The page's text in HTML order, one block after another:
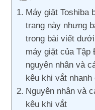
Máy giặt Toshiba
trạng này nhưng
trong bài viết
máy giặt của Tập
nguyên nhân và
kêu khi vắt
Nguyên nhân và
kêu khi vắt